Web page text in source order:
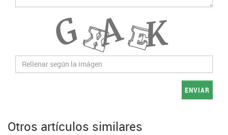
ENVIAR
Otros artículos similares